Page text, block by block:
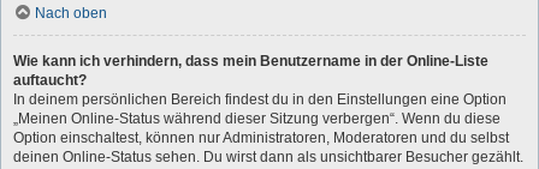
Nach oben
Wie kann ich verhindern, dass mein Benutzername in der Online-Liste
auftaucht?
In deinem persönlichen Bereich findest du in den Einstellungen eine Option
„Meinen Online-Status während dieser Sitzung verbergen“. Wenn du diese
Option einschaltest, können nur Administratoren, Moderatoren und du selbst
deinen Online-Status sehen. Du wirst dann als unsichtbarer Besucher gezählt.